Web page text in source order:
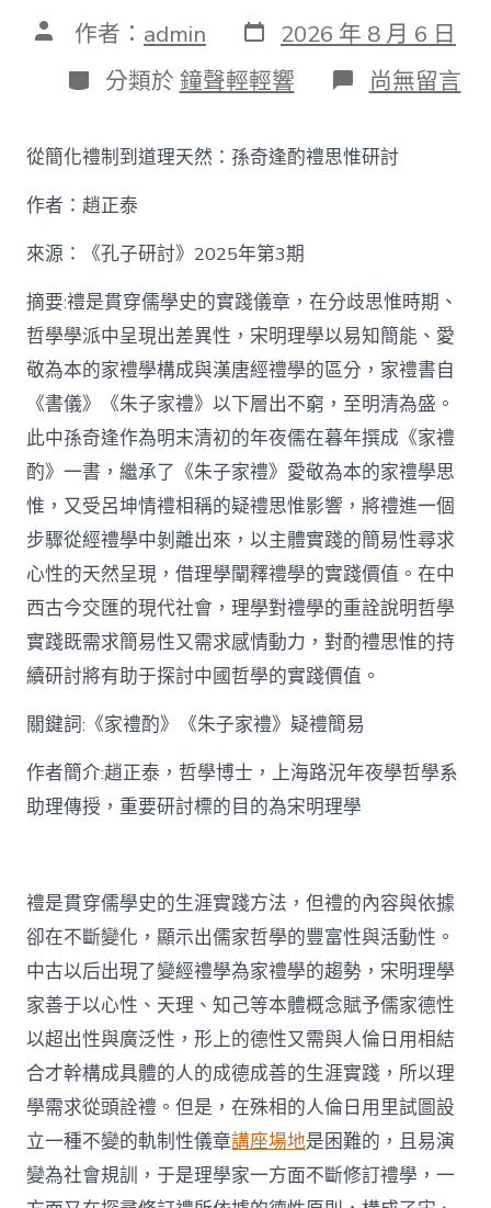
文 作者： admin 發
表
日
期
2026 年 8 月 6 日
分
類
分類於 鐘聲輕輕響 在
〈【趙
泰
找
空
間】
從
簡
化
禮
制
到
道
理
天
然：
孫
奇
逢
酌
禮
思
中
尚無留言
從簡化禮制到道理天然：孫奇逢酌禮思惟研討
作者：趙正泰
來源：《孔子研討》2025年第3期
摘要:禮是貫穿儒學史的實踐儀章，在分歧思惟時期、
哲學學派中呈現出差異性，宋明理學以易知簡能、愛
敬為本的家禮學構成與漢唐經禮學的區分，家禮書自
《書儀》《朱子家禮》以下層出不窮，至明清為盛。
此中孫奇逢作為明末清初的年夜儒在暮年撰成《家禮
酌》一書，繼承了《朱子家禮》愛敬為本的家禮學思
惟，又受呂坤情禮相稱的疑禮思惟影響，將禮進一個
步驟從經禮學中剝離出來，以主體實踐的簡易性尋求
心性的天然呈現，借理學闡釋禮學的實踐價值。在中
西古今交匯的現代社會，理學對禮學的重詮說明哲學
實踐既需求簡易性又需求感情動力，對酌禮思惟的持
續研討將有助于探討中國哲學的實踐價值。
關鍵詞:《家禮酌》《朱子家禮》疑禮簡易
作者簡介:趙正泰，哲學博士，上海路況年夜學哲學系
助理傳授，重要研討標的目的為宋明理學
禮是貫穿儒學史的生涯實踐方法，但禮的內容與依據
卻在不斷變化，顯示出儒家哲學的豐富性與活動性。
中古以后出現了變經禮學為家禮學的趨勢，宋明理學
家善于以心性、天理、知己等本體概念賦予儒家德性
以超出性與廣泛性，形上的德性又需與人倫日用相結
合才幹構成具體的人的成德成善的生涯實踐，所以理
學需求從頭詮禮。但是，在殊相的人倫日用里試圖設
立一種不變的軌制性儀章講座場地是困難的，且易演
變為社會規訓，于是理學家一方面不斷修訂禮學，一